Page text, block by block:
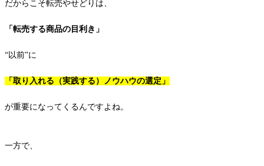
だからこそ転売やせどりは、
「転売する商品の目利き」
“以前”に
「取り入れる（実践する）ノウハウの選定」
が重要になってくるんですよね。
一方で、